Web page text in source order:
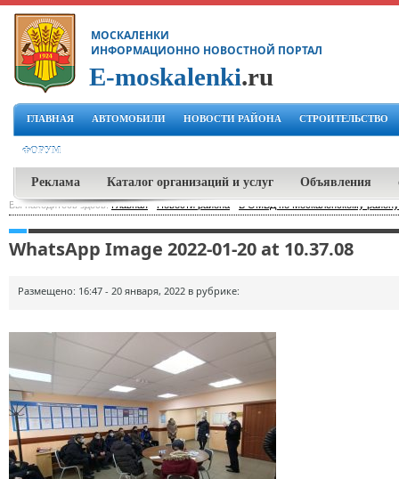
МОСКАЛЕНКИ
ИНФОРМАЦИОННО НОВОСТНОЙ ПОРТАЛ
E-moskalenki.ru
ГЛАВНАЯ АВТОМОБИЛИ НОВОСТИ РАЙОНА СТРОИТЕЛЬСТВО
ФОРУМ
Реклама Каталог организаций и услуг Объявления
Вы находитесь здесь:Главная-Новости района В ОМВД по Москаленскому району
WhatsApp Image 2022-01-20 at 10.37.08
Размещено: 16:47 - 20 января, 2022 в рубрике: